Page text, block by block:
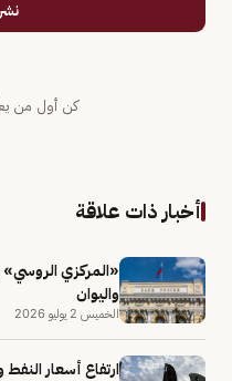
كن أول من
أخبار ذات علاقة
«المركزي الروسي»
واليوان
الخميس 2 يوليو 2026
ارتفاع أسعار